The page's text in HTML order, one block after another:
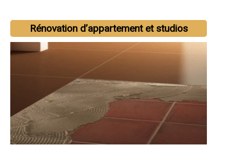
Rénovation d’appartement et studios